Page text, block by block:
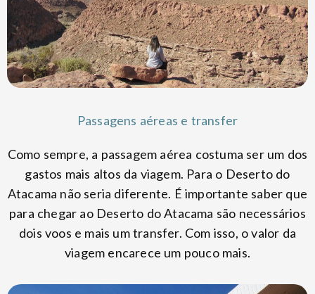
Passagens aéreas e transfer
Como sempre, a passagem aérea costuma ser um dos
gastos mais altos da viagem. Para o Deserto do
Atacama não seria diferente. É importante saber que
para chegar ao Deserto do Atacama são necessários
dois voos e mais um transfer. Com isso, o valor da
viagem encarece um pouco mais.